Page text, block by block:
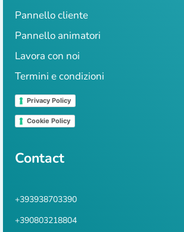
Pannello cliente
Pannello animatori
Lavora con noi
Termini e condizioni
Privacy Policy
Cookie Policy
Contact
+393938703390
+390803218804